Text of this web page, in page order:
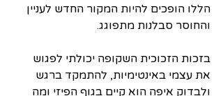
הללו הופכים להיות המקור החדש לעניין
והחוסר סבלנות מתפוגג.
בזכות הזכוכית השקופה יכולתי לפגוש
את עצמי באינטימיות, להתמקד ברגש
ולבדוק איפה הוא קיים בגוף הפיזי ומה